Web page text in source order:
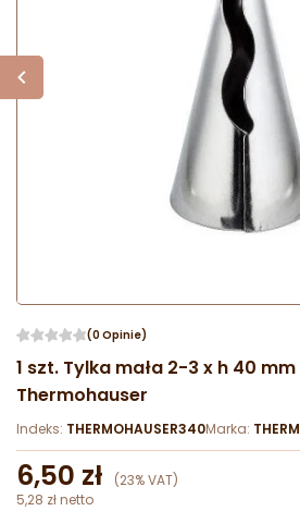
(0 Opinie)
1 szt. Tylka mała 2-3 x h 40
Thermohauser
Indeks: THERMOHAUSER340Marka:
6,50 zł (23% VAT)
5,28 zł netto